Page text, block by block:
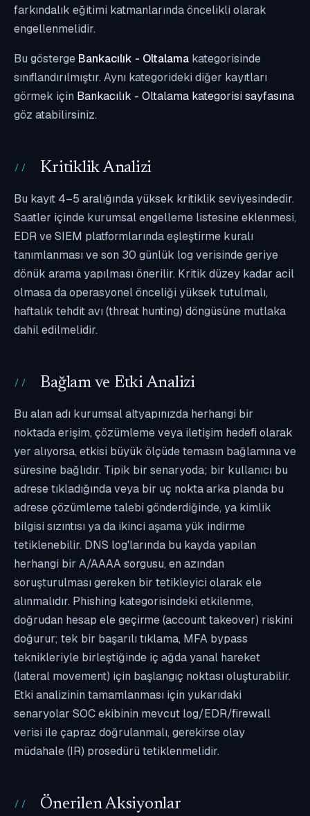
farkındalık eğitimi katmanlarında öncelikli olarak
engellenmelidir.
Bu gösterge Bankacılık - Oltalama kategorisinde
sınıflandırılmıştır. Aynı kategorideki diğer kayıtları
görmek için Bankacılık - Oltalama kategorisi sayfasına
göz atabilirsiniz.
Kritiklik Analizi
Bu kayıt 4–5 aralığında yüksek kritiklik seviyesindedir.
Saatler içinde kurumsal engelleme listesine eklenmesi,
EDR ve SIEM platformlarında eşleştirme kuralı
tanımlanması ve son 30 günlük log verisinde geriye
dönük arama yapılması önerilir. Kritik düzey kadar acil
olmasa da operasyonel önceliği yüksek tutulmalı,
haftalık tehdit avı (threat hunting) döngüsüne mutlaka
dahil edilmelidir.
Bağlam ve Etki Analizi
Bu alan adı kurumsal altyapınızda herhangi bir
noktada erişim, çözümleme veya iletişim hedefi olarak
yer alıyorsa, etkisi büyük ölçüde temasın bağlamına ve
süresine bağlıdır. Tipik bir senaryoda; bir kullanıcı bu
adrese tıkladığında veya bir uç nokta arka planda bu
adrese çözümleme talebi gönderdiğinde, ya kimlik
bilgisi sızıntısı ya da ikinci aşama yük indirme
tetiklenebilir. DNS log'larında bu kayda yapılan
herhangi bir A/AAAA sorgusu, en azından
soruşturulması gereken bir tetikleyici olarak ele
alınmalıdır. Phishing kategorisindeki etkilenme,
doğrudan hesap ele geçirme (account takeover) riskini
doğurur; tek bir başarılı tıklama, MFA bypass
teknikleriyle birleştiğinde iç ağda yanal hareket
(lateral movement) için başlangıç noktası oluşturabilir.
Etki analizinin tamamlanması için yukarıdaki
senaryolar SOC ekibinin mevcut log/EDR/firewall
verisi ile çapraz doğrulanmalı, gerekirse olay
müdahale (IR) prosedürü tetiklenmelidir.
Önerilen Aksiyonlar